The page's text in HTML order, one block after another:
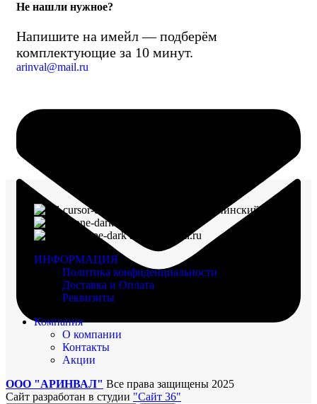
Не нашли нужное?
Напишите на имейл — подберём
комплектующие за 10 минут.
arinval@mail.ru
г. Воронеж, пр-кт Ленинский, д. 221
arinval@mail.ru
ИНФОРМАЦИЯ
Политика конфиденциальности
Доставка и Оплата
Реквизиты
Компания
О компании
Контакты
Акции
ООО "АРИНВАЛ" Все права защищены 2025
Сайт разработан в студии "Сайт 36"